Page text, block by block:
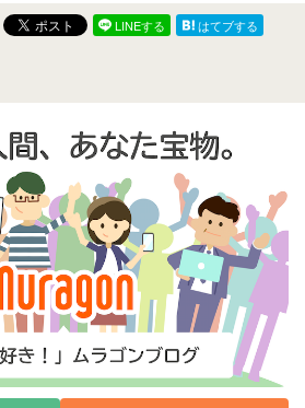
LINEする
はてブする